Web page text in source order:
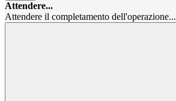
Attendere...
Attendere il completamento dell'operazione...